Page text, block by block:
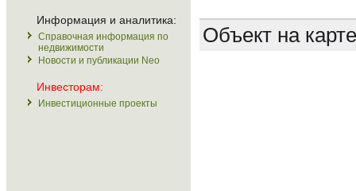
Информация и аналитика:
Справочная информация по
недвижимости
Новости и публикации Neo
Инвесторам:
Инвестиционные проекты
Объект на карте